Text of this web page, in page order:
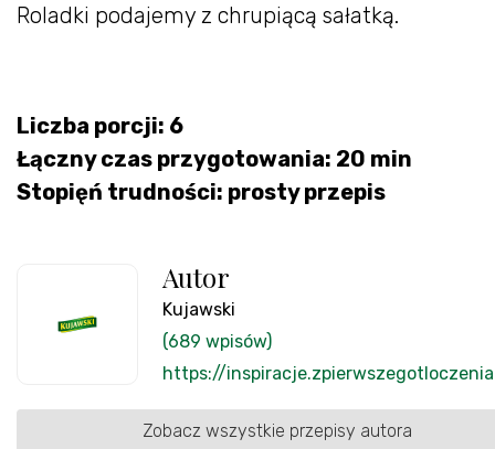
Roladki podajemy z chrupiącą sałatką.
Liczba porcji: 6
Łączny czas przygotowania: 20 min
Stopięń trudności: prosty przepis
Autor
Kujawski
(689 wpisów)
https://
Zobacz wszystkie przepisy autora